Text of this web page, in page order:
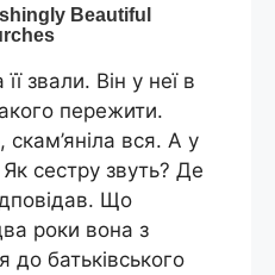
звали. Він у неї в
пережити.
вся. А у
сестру звуть? Де
Що
роки вона з
до батьківського